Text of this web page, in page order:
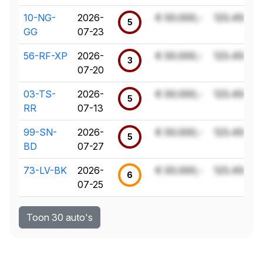
10-NG-
GG
2026-
07-23
5 € 00.000,- 123.456 km
56-RF-XP
2026-
07-20
3 € 00.000,- 123.456 km
03-TS-
RR
2026-
07-13
5 € 00.000,- 123.456 km
99-SN-
BD
2026-
07-27
5 € 00.000,- 123.456 km
73-LV-BK
2026-
07-25
6 € 00.000,- 123.456 km
Toon 30 auto's